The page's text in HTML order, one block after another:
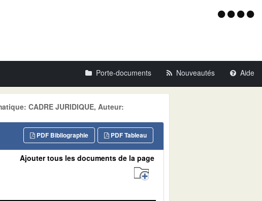
Menu
Porte-documents Nouveautés Aide
CADRE JURIDIQUE, Auteur:
PDF Tableau
PDF Bibliographie
Ajouter tous les documents de la page